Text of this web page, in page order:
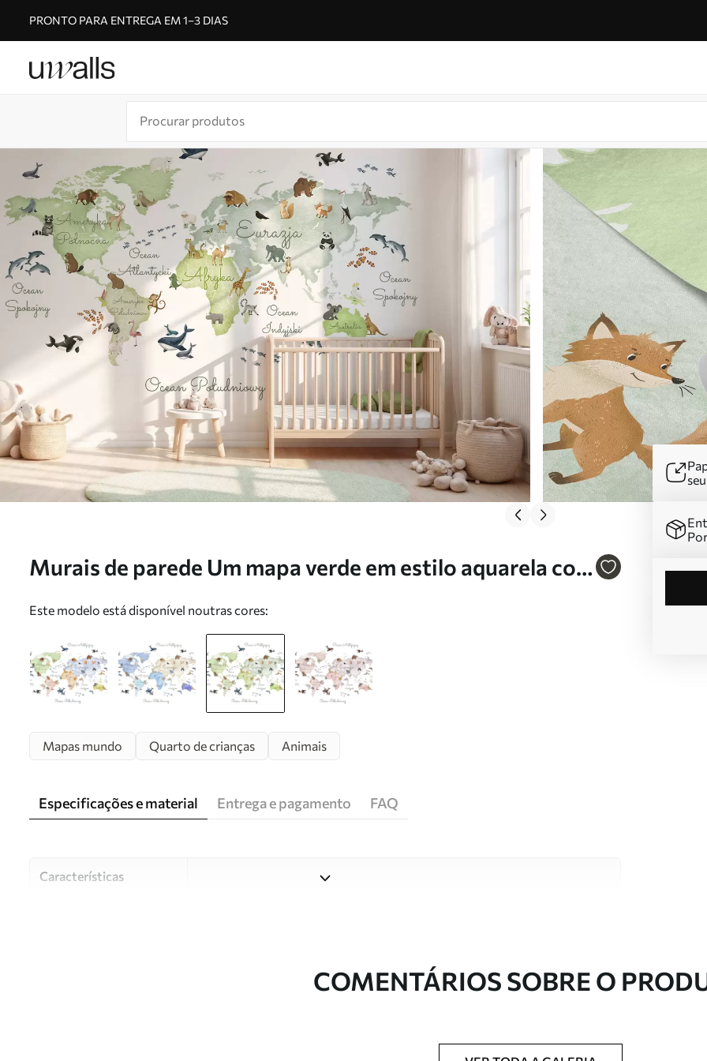
PRONTO PARA ENTREGA EM 1–3 DIAS
Murais de parede Um mapa verde em estilo aquarela com
Este modelo está disponível noutras cores:
Mapas mundo Quarto de crianças Animais
Especificações e material Entrega e pagamento FAQ
Características
Estúdio de design UwallsCOMENTÁRIOS SOBRE O